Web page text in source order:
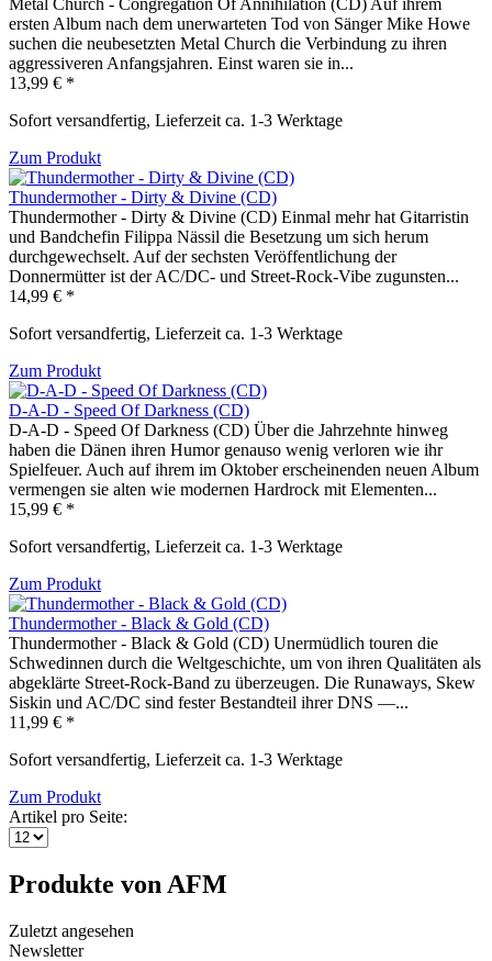
Metal Church - Congregation Of Annihilation (CD) Auf ihrem
ersten Album nach dem unerwarteten Tod von Sänger Mike Howe
suchen die neubesetzten Metal Church die Verbindung zu ihren
aggressiveren Anfangsjahren. Einst waren sie in...
13,99 € *
Sofort versandfertig, Lieferzeit ca. 1-3 Werktage
Zum Produkt
Thundermother - Dirty & Divine (CD)
Thundermother - Dirty & Divine (CD) Einmal mehr hat Gitarristin
und Bandchefin Filippa Nässil die Besetzung um sich herum
durchgewechselt. Auf der sechsten Veröffentlichung der
Donnermütter ist der AC/DC- und Street-Rock-Vibe zugunsten...
14,99 € *
Sofort versandfertig, Lieferzeit ca. 1-3 Werktage
Zum Produkt
D-A-D - Speed Of Darkness (CD)
D-A-D - Speed Of Darkness (CD) Über die Jahrzehnte hinweg
haben die Dänen ihren Humor genauso wenig verloren wie ihr
Spielfeuer. Auch auf ihrem im Oktober erscheinenden neuen Album
vermengen sie alten wie modernen Hardrock mit Elementen...
15,99 € *
Sofort versandfertig, Lieferzeit ca. 1-3 Werktage
Zum Produkt
Thundermother - Black & Gold (CD)
Thundermother - Black & Gold (CD) Unermüdlich touren die
Schwedinnen durch die Weltgeschichte, um von ihren Qualitäten als
abgeklärte Street-Rock-Band zu überzeugen. Die Runaways, Skew
Siskin und AC/DC sind fester Bestandteil ihrer DNS —...
11,99 € *
Sofort versandfertig, Lieferzeit ca. 1-3 Werktage
Zum Produkt
Artikel pro Seite:
Produkte von AFM
Zuletzt angesehen
Newsletter